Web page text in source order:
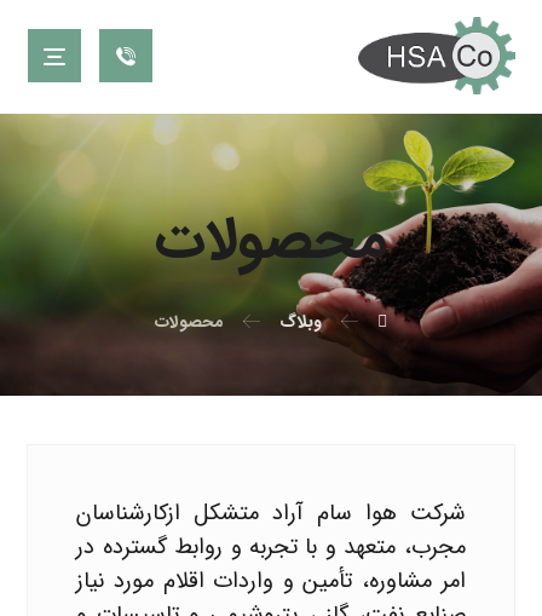
محصولات
وبلاگ محصولات
شركت هوا سام آراد متشكل ازكارشناسان
مجرب، متعهد و با تجربه و روابط گسترده در
امر مشاوره، تأمين و واردات اقلام مورد نياز